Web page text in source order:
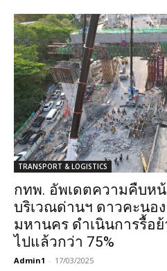
TRANSPORT & LOGISTICS
กทพ. อัพเดตความคืบห
บริเวณด่านฯ ดาวคะนอง
มหานคร ดำเนินการรื้อ
ไปแล้วกว่า 75%
Admin1 - 17/03/2025